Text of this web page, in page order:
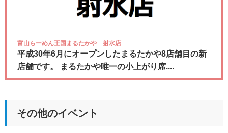
富山らーめん王国まるたかや 射水店
平成30年6月にオープンしたまるたかや8店舗目の新
店舗です。 まるたかや唯一の小上がり席....
その他のイベント